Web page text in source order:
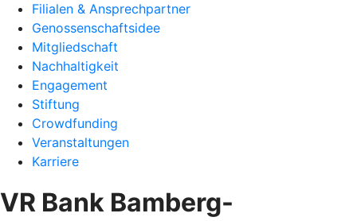
Filialen & Ansprechpartner
Genossenschaftsidee
Mitgliedschaft
Nachhaltigkeit
Engagement
Stiftung
Crowdfunding
Veranstaltungen
Karriere
VR Bank Bamberg-